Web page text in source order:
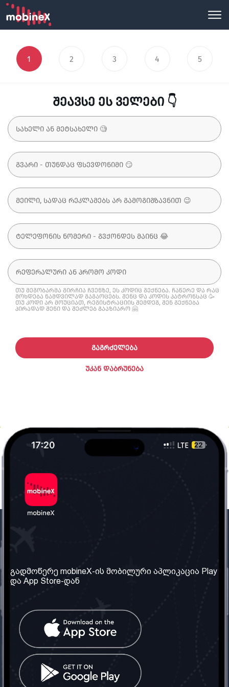
1 2 3 4 5
შეავსე ეს ველები 👇
თუ მეგობარმა გირჩია ჩვენზე, ეს კოდიც გექნება. ჩაწერე და რაც
მოხდება ნამდვილად გაგაოცებს. შენც და კოდის პატრონსაც 🥳
თუ კოდი არ მოუციათ, რეგისტრაციის შემდეგ, შენ გექნება
პირადად შენი და შეძლებ გააზიარო 🤗
ᲣᲙᲐᲜ ᲓᲐᲑᲠᲣᲜᲔᲑᲐ
ᲒᲐᲒᲠᲫᲔᲚᲔᲑᲐ
ჩვენ შესახებ
ჩვენი სერვისები
წესები და პირობები
კითხვები
კონტაქტი
საქართველო: თბილისი
ტელ: 032 2 04 00 50
სოციალური ქსელი
გადმოწერე mobineX-ის მობილური აპლიკაცია Play
და App Store-დან